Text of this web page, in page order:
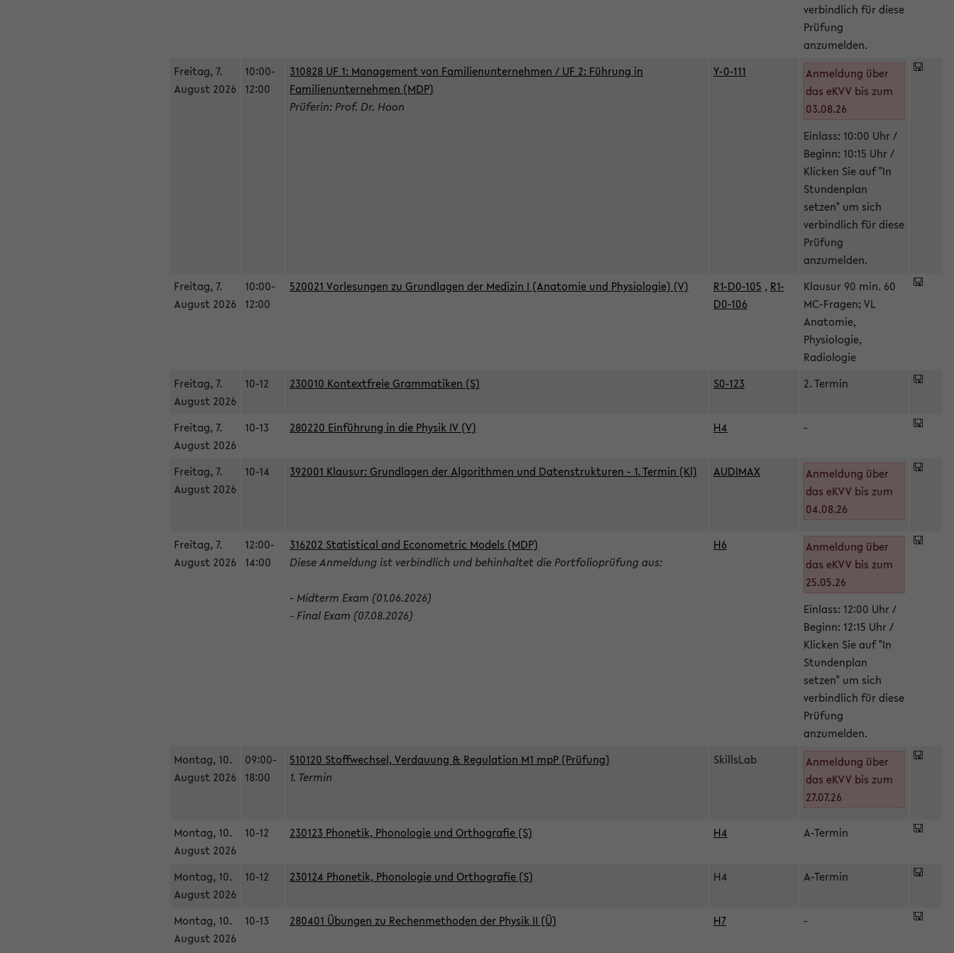
verbindlich für diese
Prüfung
anzumelden.
Freitag, 7.
August 2026
10:00-
12:00
310828 UF 1: Management von Familienunternehmen / UF 2: Führung in
Familienunternehmen (MDP)
Prüferin: Prof. Dr. Hoon
Y-0-111
Anmeldung über
das eKVV bis zum
03.08.26
Einlass: 10:00 Uhr /
Beginn: 10:15 Uhr /
Klicken Sie auf "In
Stundenplan
setzen" um sich
verbindlich für diese
Prüfung
anzumelden.
Freitag, 7.
August 2026
10:00-
12:00
520021 Vorlesungen zu Grundlagen der Medizin I (Anatomie und Physiologie) (V) R1-D0-105 , R1-
D0-106
Klausur 90 min. 60
MC-Fragen; VL
Anatomie,
Physiologie,
Radiologie
Freitag, 7.
August 2026
10-12 230010 Kontextfreie Grammatiken (S) S0-123 2. Termin
Freitag, 7.
August 2026
10-13 280220 Einführung in die Physik IV (V) H4 -
Freitag, 7.
August 2026
10-14 392001 Klausur: Grundlagen der Algorithmen und Datenstrukturen - 1. Termin (Kl) AUDIMAX
Anmeldung über
das eKVV bis zum
04.08.26
Freitag, 7.
August 2026
12:00-
14:00
316202 Statistical and Econometric Models (MDP)
Diese Anmeldung ist verbindlich und behinhaltet die Portfolioprüfung aus:
- Midterm Exam (01.06.2026)
- Final Exam (07.08.2026)
H6
Anmeldung über
das eKVV bis zum
25.05.26
Einlass: 12:00 Uhr /
Beginn: 12:15 Uhr /
Klicken Sie auf "In
Stundenplan
setzen" um sich
verbindlich für diese
Prüfung
anzumelden.
Montag, 10.
August 2026
09:00-
18:00
510120 Stoffwechsel, Verdauung & Regulation M1 mpP (Prüfung)
1. Termin
SkillsLab
Anmeldung über
das eKVV bis zum
27.07.26
Montag, 10.
August 2026
10-12 230123 Phonetik, Phonologie und Orthografie (S) H4 A-Termin
Montag, 10.
August 2026
10-12 230124 Phonetik, Phonologie und Orthografie (S) H4 A-Termin
Montag, 10.
August 2026
10-13 280401 Übungen zu Rechenmethoden der Physik II (Ü) H7 -